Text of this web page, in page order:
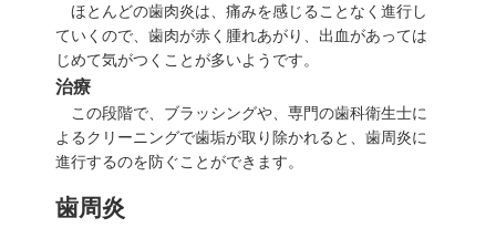
ほとんどの歯肉炎は、痛みを感じることなく進行し
ていくので、歯肉が赤く腫れあがり、出血があっては
じめて気がつくことが多いようです。
治療
この段階で、ブラッシングや、専門の歯科衛生士に
よるクリーニングで歯垢が取り除かれると、歯周炎に
進行するのを防ぐことができます。
歯周炎